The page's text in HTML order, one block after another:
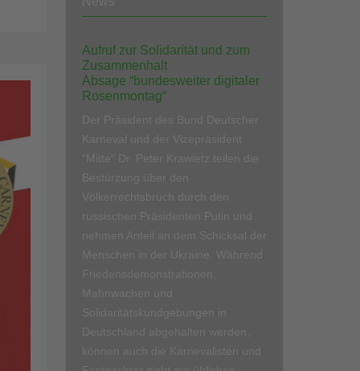
Aufruf zur Solidarität und zum
Zusammenhalt
Absage “bundesweiter digitaler
Rosenmontag“